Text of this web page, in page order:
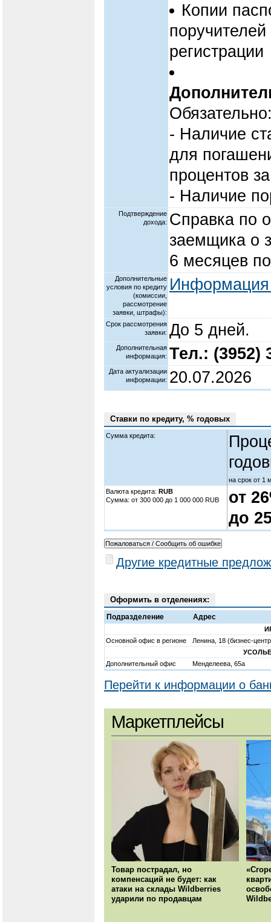
Копии
регистрации
- Наличие
для
процентов
- Наличие
Подтверждение
дохода: Справка по
заемщика о
6 месяцев
Дополнительные
условия по кредиту
(комиссии,
рассмотрение
заявки, штрафы):
Информация
Срок рассмотрения
заявки: До 5 дней.
Дополнительная
информация: Тел.: (3952)
Дата актуализации
информации: 20.07.2026
Ставки по кредиту, % годовых
Сумма кредита:
на срок от 1
Валюта кредита: RUB
Cумма: от 300 000 до 1 000 000 RUB
от
до
Другие кредитные
Оформить в отделениях:
Подразделение Адрес
Основной офис в регионе
Ленина, 18 (бизнес-
Дополнительный офис
Менделеева, 65а
Перейти к информации о
Маркетплейсы
Товар пострадал, но
компенсаций не будет: как
атаки на склады Wildberries
ударили по продавцам